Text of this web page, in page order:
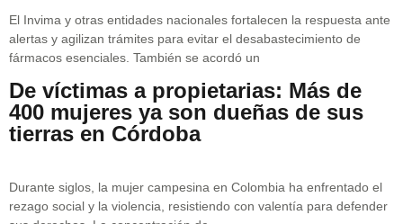
El Invima y otras entidades nacionales fortalecen la respuesta ante
alertas y agilizan trámites para evitar el desabastecimiento de
fármacos esenciales. También se acordó un
De víctimas a propietarias: Más de
400 mujeres ya son dueñas de sus
tierras en Córdoba
Durante siglos, la mujer campesina en Colombia ha enfrentado el
rezago social y la violencia, resistiendo con valentía para defender